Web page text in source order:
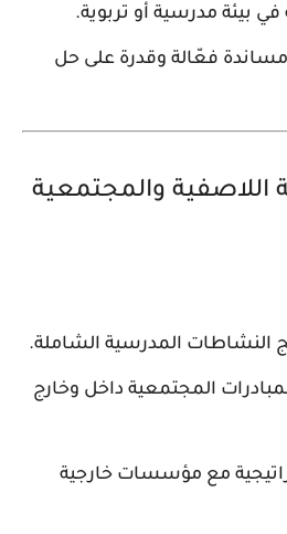
بيئة مدرسية أو تربوية.
فعّالة وقدرة على حل
النشاطات المدرسية الشاملة.
المجتمعية داخل وخارج
مع مؤسسات خارجية